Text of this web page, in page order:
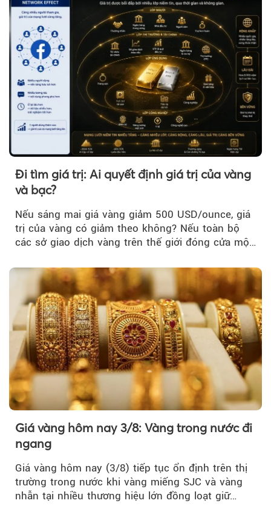
Đi tìm giá trị: Ai quyết định giá trị của vàng
và bạc?
Nếu sáng mai giá vàng giảm 500 USD/ounce, giá
trị của vàng có giảm theo không? Nếu toàn bộ
các sở giao dịch vàng trên thế giới đóng cửa một
Giá vàng hôm nay 3/8: Vàng trong nước đi
ngang
Giá vàng hôm nay (3/8) tiếp tục ổn định trên thị
trường trong nước khi vàng miếng SJC và vàng
nhẫn tại nhiều thương hiệu lớn đồng loạt giữ